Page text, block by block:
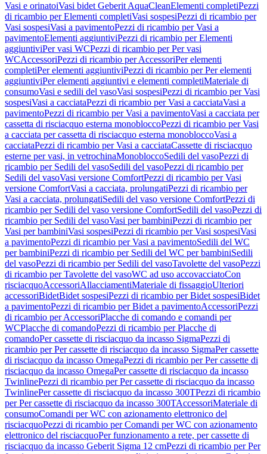
Vasi e orinatoiVasi bidet Geberit AquaCleanElementi completiPezzi
di ricambio per Elementi completiVasi sospesiPezzi di ricambio per
Vasi sospesiVasi a pavimentoPezzi di ricambio per Vasi a
pavimentoElementi aggiuntiviPezzi di ricambio per Elementi
aggiuntiviPer vasi WCPezzi di ricambio per Per vasi
WCAccessoriPezzi di ricambio per AccessoriPer elementi
completiPer elementi aggiuntiviPezzi di ricambio per Per elementi
aggiuntiviPer elementi aggiuntivi e elementi completiMateriale di
consumoVasi e sedili del vasoVasi sospesiPezzi di ricambio per Vasi
sospesiVasi a cacciataPezzi di ricambio per Vasi a cacciataVasi a
pavimentoPezzi di ricambio per Vasi a pavimentoVasi a cacciata per
cassetta di risciacquo esterna monobloccoPezzi di ricambio per Vasi
a cacciata per cassetta di risciacquo esterna monobloccoVasi a
cacciataPezzi di ricambio per Vasi a cacciataCassette di risciacquo
esterne per vasi, in vetrochinaMonobloccoSedili del vasoPezzi di
ricambio per Sedili del vasoSedili del vasoPezzi di ricambio per
Sedili del vasoVasi versione ComfortPezzi di ricambio per Vasi
versione ComfortVasi a cacciata, prolungatiPezzi di ricambio per
Vasi a cacciata, prolungatiSedili del vaso versione ComfortPezzi di
ricambio per Sedili del vaso versione ComfortSedili del vasoPezzi di
ricambio per Sedili del vasoVasi per bambiniPezzi di ricambio per
Vasi per bambiniVasi sospesiPezzi di ricambio per Vasi sospesiVasi
a pavimentoPezzi di ricambio per Vasi a pavimentoSedili del WC
per bambiniPezzi di ricambio per Sedili del WC per bambiniSedili
del vasoPezzi di ricambio per Sedili del vasoTavolette del vasoPezzi
di ricambio per Tavolette del vasoWC ad uso accovacciatoCon
risciacquoAccessoriAllacciamentiMateriale di fissaggioUlteriori
accessoriBidetBidet sospesiPezzi di ricambio per Bidet sospesiBidet
a pavimentoPezzi di ricambio per Bidet a pavimentoAccessoriPezzi
di ricambio per AccessoriPlacche di comando e comandi per
WCPlacche di comandoPezzi di ricambio per Placche di
comandoPer cassette di risciacquo da incasso SigmaPezzi di
ricambio per Per cassette di risciacquo da incasso SigmaPer cassette
di risciacquo da incasso OmegaPezzi di ricambio per Per cassette di
risciacquo da incasso OmegaPer cassette di risciacquo da incasso
TwinlinePezzi di ricambio per Per cassette di risciacquo da incasso
TwinlinePer cassette di risciacquo da incasso 300TPezzi di ricambio
per Per cassette di risciacquo da incasso 300TAccessoriMateriale di
consumoComandi per WC con azionamento elettronico del
risciacquoPezzi di ricambio per Comandi per WC con azionamento
elettronico del risciacquoPer funzionamento a rete, per cassette di
risciacquo da incasso Geberit Sigma 12 cmPezzi di ricambio per Per